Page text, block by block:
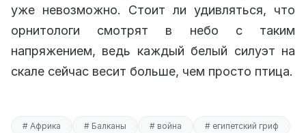
уже невозможно. Стоит ли удивляться, что
орнитологи смотрят в небо с таким
напряжением, ведь каждый белый силуэт на
скале сейчас весит больше, чем просто птица.
# Африка # Балканы # война
# египетский гриф